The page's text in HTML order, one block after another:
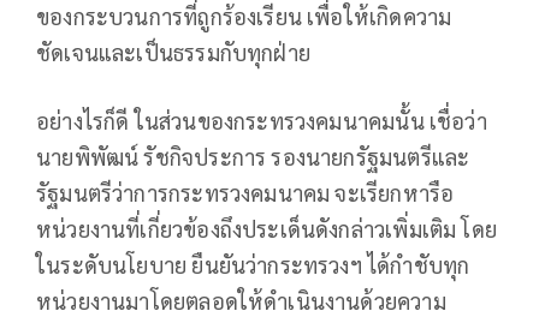
ของกระบวนการที่ถูกร้องเรียน เพื่อให้เกิดความ
ชัดเจนและเป็นธรรมกับทุกฝ่าย
อย่างไรก็ดี ในส่วนของกระทรวงคมนาคมนั้น เชื่อว่า
นายพิพัฒน์ รัชกิจประการ รองนายกรัฐมนตรีและ
รัฐมนตรีว่าการกระทรวงคมนาคม จะเรียกหารือ
หน่วยงานที่เกี่ยวข้องถึงประเด็นดังกล่าวเพิ่มเติม โดย
ในระดับนโยบาย ยืนยันว่ากระทรวงฯ ได้กำชับทุก
หน่วยงานมาโดยตลอดให้ดำเนินงานด้วยความ